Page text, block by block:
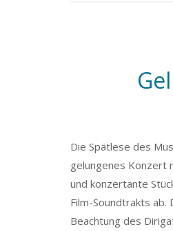
Die Spätlese des
gelungenes Konzert
und konzertante
Film-Soundtrakts
Beachtung des